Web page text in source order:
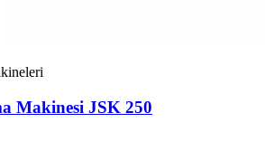
Makinesi JSK 250